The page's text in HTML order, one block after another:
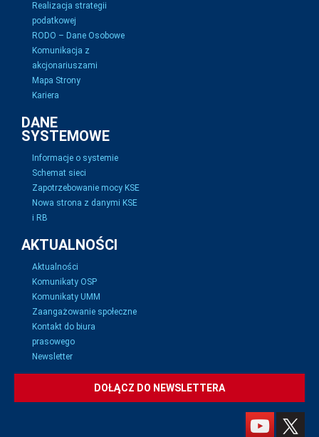
Realizacja strategii
podatkowej
RODO – Dane Osobowe
Komunikacja z
akcjonariuszami
Mapa Strony
Kariera
DANE
SYSTEMOWE
Informacje o systemie
Schemat sieci
Zapotrzebowanie mocy KSE
Nowa strona z danymi KSE
i RB
AKTUALNOŚCI
Aktualności
Komunikaty OSP
Komunikaty UMM
Zaangażowanie społeczne
Kontakt do biura
prasowego
Newsletter
DOŁĄCZ DO NEWSLETTERA